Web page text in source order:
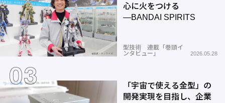
心に火をつける
―BANDAI SPIRITS
型技術 連載「巻頭イ
ンタビュー」
2026.05.28
「宇宙で使える金型」の
開発実現を目指し、企業